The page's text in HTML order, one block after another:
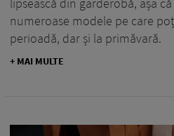
numeroase modele pe care
perioadă, dar și la primăvară.
+ MAI MULTE